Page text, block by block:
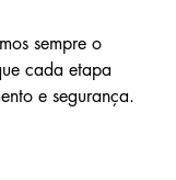
sempre o
cada etapa
e segurança.